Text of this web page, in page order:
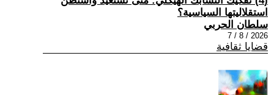
استقلاليتها السياسية؟
سلطان الحربي
2026 / 8 / 7
قضايا ثقافية